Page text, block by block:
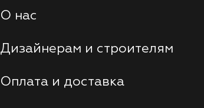
О нас
Дизайнерам и строителям
Оплата и доставка